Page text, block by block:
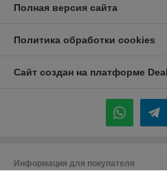
Полная версия сайта
Политика обработки cookies
Сайт создан на платформе
Информация для покупателя